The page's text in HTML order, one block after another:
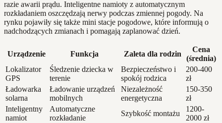
razie awarii prądu. Inteligentne namioty z automatycznym
rozkładaniem oszczędzają nerwy podczas zmiennej pogody. Na
rynku pojawiły się także mini stacje pogodowe, które informują o
nadchodzących zmianach i pomagają zaplanować dzień.
Urządzenie Funkcja Zaleta dla rodzin
Cena
(średnia)
Lokalizator
GPS
Śledzenie dziecka w
terenie
Bezpieczeństwo i
spokój rodzica
200-400
zł
Ładowarka
solarna
Ładowanie urządzeń
mobilnych
Niezależność
energetyczna
150-350
zł
Inteligentny
namiot
Automatyczne
rozkładanie
Szybkość montażu
1200-
2000 zł